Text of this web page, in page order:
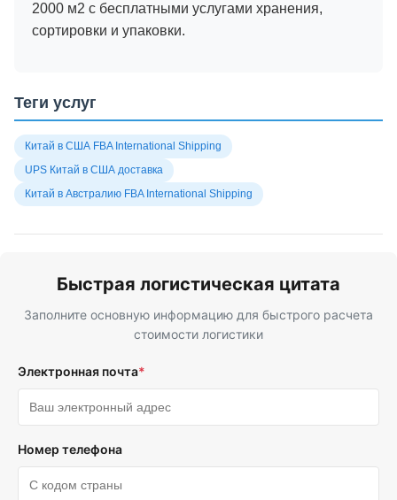
2000 м2 с бесплатными услугами хранения,
сортировки и упаковки.
Теги услуг
Китай в США FBA International Shipping
UPS Китай в США доставка
Китай в Австралию FBA International Shipping
Быстрая логистическая цитата
Заполните основную информацию для быстрого расчета
стоимости логистики
Электронная почта*
Номер телефона